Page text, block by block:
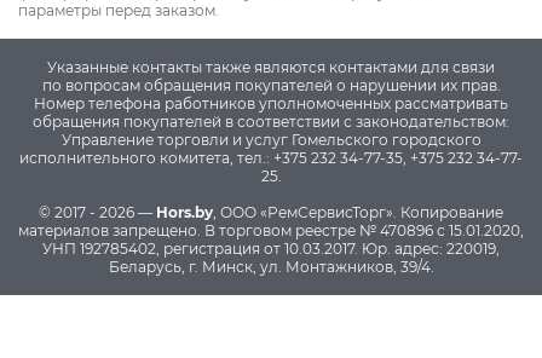
параметры перед заказом.
Указанные контакты также являются контактами для связи
по вопросам обращения покупателей о нарушении их прав.
Номер телефона работников уполномоченных рассматривать
обращения покупателей в соответствии с законодательством:
Управление торговли и услуг Гомельского городского
исполнительного комитета, тел.: +375 232 34-77-35, +375 232 34-77-
25.
© 2017 - 2026 — Hors.by , ООО «РемСервисТорг». Копирование
материалов запрещено. В торговом реестре № 470896 с 15.01.2020,
УНП 192785402, регистрация от 10.03.2017. Юр. адрес: 220019,
Беларусь, г. Минск, ул. Монтажников, 39/4.